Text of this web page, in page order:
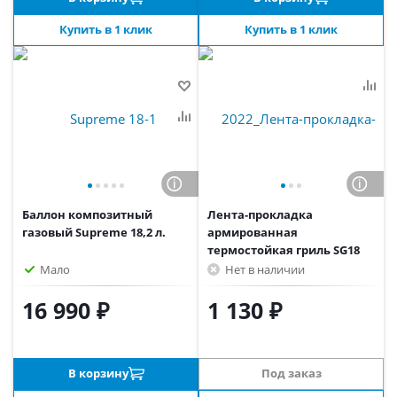
Купить в 1 клик
Купить в 1 клик
Баллон композитный
газовый Supreme 18,2 л.
Мало
16 990 ₽
В корзину
Лента-прокладка
армированная
термостойкая гриль SG18
Нет в наличии
1 130 ₽
Под заказ